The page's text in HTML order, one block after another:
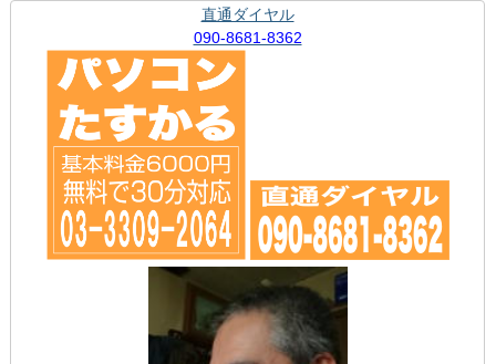
直通ダイヤル
090-8681-8362